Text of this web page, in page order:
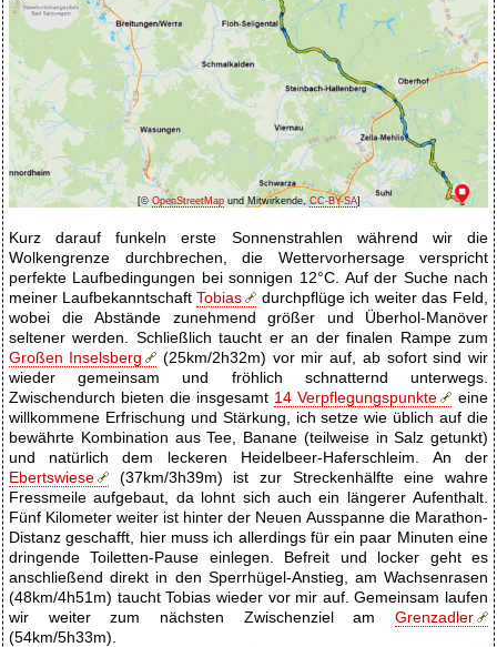
[©OpenStreetMapund Mitwirkende,CC-BY-SA]
Kurz darauf funkeln erste Sonnenstrahlen während wir die
Wolkengrenze durchbrechen, die Wettervorhersage verspricht
perfekte Laufbedingungen bei sonnigen 12°C. Auf der Suche nach
meiner Laufbekanntschaft Tobias
durchpflüge ich weiter das Feld,
wobei die Abstände zunehmend größer und Überhol-Manöver
seltener werden. Schließlich taucht er an der finalen Rampe zum
Großen Inselsberg
(25km/2h32m) vor mir auf, ab sofort sind wir
wieder gemeinsam und fröhlich schnatternd unterwegs.
Zwischendurch bieten die insgesamt 14 Verpflegungspunkte
eine
willkommene Erfrischung und Stärkung, ich setze wie üblich auf die
bewährte Kombination aus Tee, Banane (teilweise in Salz getunkt)
und natürlich dem leckeren Heidelbeer-Haferschleim. An der
Ebertswiese
(37km/3h39m) ist zur Streckenhälfte eine wahre
Fressmeile aufgebaut, da lohnt sich auch ein längerer Aufenthalt.
Fünf Kilometer weiter ist hinter der Neuen Ausspanne die Marathon-
Distanz geschafft, hier muss ich allerdings für ein paar Minuten eine
dringende Toiletten-Pause einlegen. Befreit und locker geht es
anschließend direkt in den Sperrhügel-Anstieg, am Wachsenrasen
(48km/4h51m) taucht Tobias wieder vor mir auf. Gemeinsam laufen
wir weiter zum nächsten Zwischenziel am Grenzadler
(54km/5h33m).